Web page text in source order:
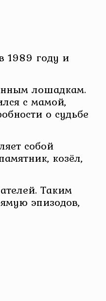
1989 году и
лошадкам.
с мамой,
о судьбе
собой
козёл,
Таким
эпизодов,